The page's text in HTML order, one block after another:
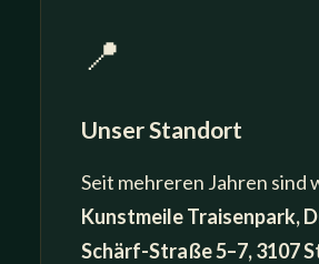
📍
Unser Standort
Seit mehreren Jahren sind
Kunstmeile Traisenpark,
Schärf-Straße 5–7, 3107